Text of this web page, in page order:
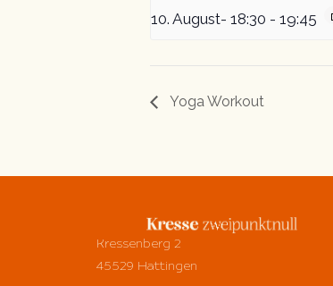
10. August- 18:30 - 19:45
Yoga Workout
Kressenberg 2
45529 Hattingen